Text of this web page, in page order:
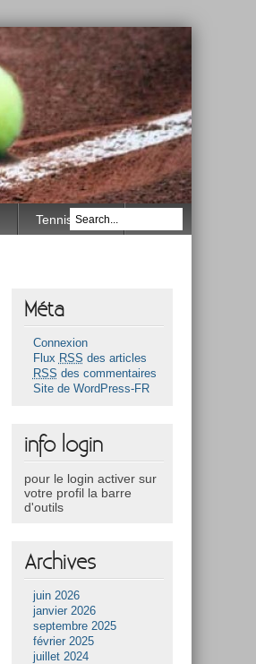
Tennis Race
Méta
Connexion
Flux RSS des articles
RSS des commentaires
Site de WordPress-FR
info login
pour le login activer sur
votre profil la barre
d'outils
Archives
juin 2026
janvier 2026
septembre 2025
février 2025
juillet 2024